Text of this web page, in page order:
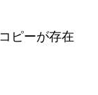
ピーが存在